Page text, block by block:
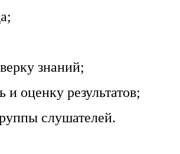
знаний;
оценку результатов;
слушателей.